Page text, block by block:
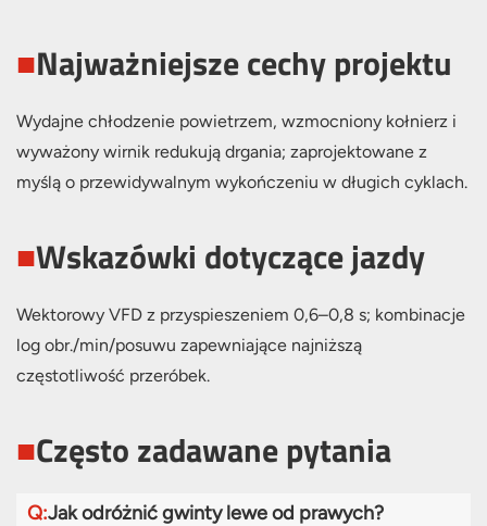
■Najważniejsze cechy projektu
Wydajne chłodzenie powietrzem, wzmocniony kołnierz i
wyważony wirnik redukują drgania; zaprojektowane z
myślą o przewidywalnym wykończeniu w długich cyklach.
■Wskazówki dotyczące jazdy
Wektorowy VFD z przyspieszeniem 0,6–0,8 s; kombinacje
log obr./min/posuwu zapewniające najniższą
częstotliwość przeróbek.
■Często zadawane pytania
Q:Jak odróżnić gwinty lewe od prawych?